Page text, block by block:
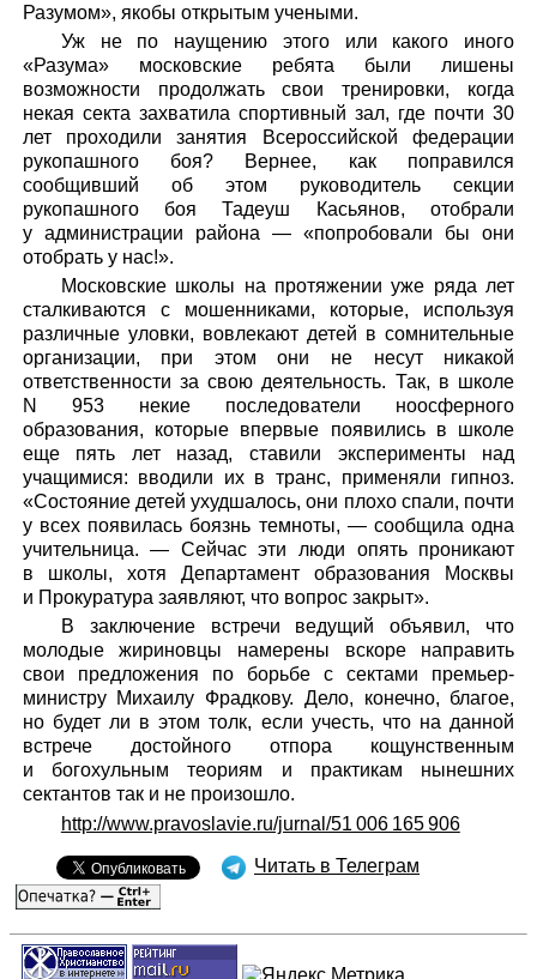
Разумом», якобы открытым учеными.
Уж не по наущению этого или какого иного
«Разума» московские ребята были лишены
возможности продолжать свои тренировки, когда
некая секта захватила спортивный зал, где почти 30
лет проходили занятия Всероссийской федерации
рукопашного боя? Вернее, как поправился
сообщивший об этом руководитель секции
рукопашного боя Тадеуш Касьянов, отобрали
у администрации района — «попробовали бы они
отобрать у нас!».
Московские школы на протяжении уже ряда лет
сталкиваются с мошенниками, которые, используя
различные уловки, вовлекают детей в сомнительные
организации, при этом они не несут никакой
ответственности за свою деятельность. Так, в школе
N 953 некие последователи ноосферного
образования, которые впервые появились в школе
еще пять лет назад, ставили эксперименты над
учащимися: вводили их в транс, применяли гипноз.
«Состояние детей ухудшалось, они плохо спали, почти
у всех появилась боязнь темноты, — сообщила одна
учительница. — Сейчас эти люди опять проникают
в школы, хотя Департамент образования Москвы
и Прокуратура заявляют, что вопрос закрыт».
В заключение встречи ведущий объявил, что
молодые жириновцы намерены вскоре направить
свои предложения по борьбе с сектами премьер-
министру Михаилу Фрадкову. Дело, конечно, благое,
но будет ли в этом толк, если учесть, что на данной
встрече достойного отпора кощунственным
и богохульным теориям и практикам нынешних
сектантов так и не произошло.
http://www.pravoslavie.ru/jurnal/51 006 165 906
Читать в Телеграм